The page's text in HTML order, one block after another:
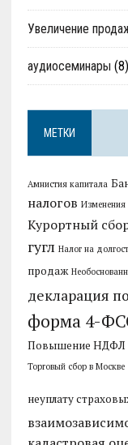
Увеличение
аудиосеминары (8)
МЕТКИ
Амнистия капитала
налогов
Курортный
гугл Налог на
продаж
декларация
форма 4-
Повышение НДФЛ
Торговый сбор в Москве
неуплату